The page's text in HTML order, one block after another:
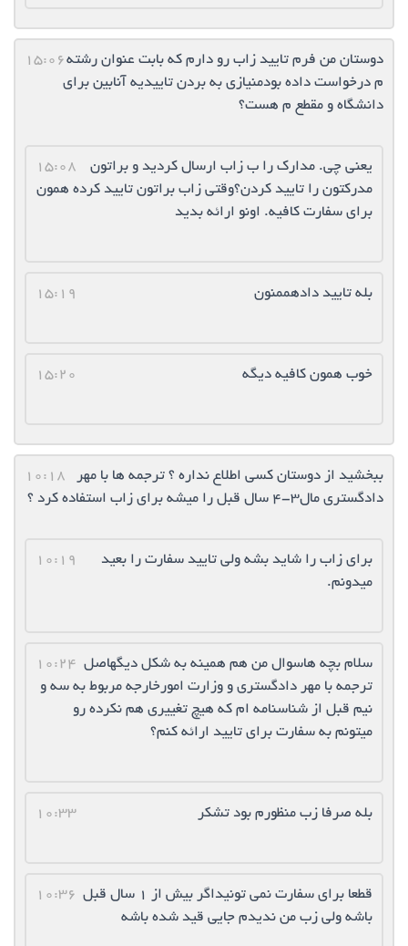
15:06دوستان من فرم تایید زاب رو دارم که بابت عنوان رشته
م درخواست داده بودمنیازی به بردن تاییدیه آنابین برای
دانشگاه و مقطع م هست؟
15:08
یعنی چی. مدارک را ب زاب ارسال کردید و براتون
مدرکتون را تایید کردن؟وقتی زاب براتون تایید کرده همون
برای سفارت کافیه. اونو ارائه بدید
15:19 بله تایید دادهممنون
15:20 خوب همون کافیه دیگه
10:18
ببخشيد از دوستان كسي اطلاع نداره ؟ ترجمه ها با مهر
دادگستري مال٣-٤ سال قبل را ميشه براي زاب استفاده كرد ؟
10:19
برای زاب را شاید بشه ولی تایید سفارت را بعید
میدونم.
10:24 سلام بچه هاسوال من هم همینه به شکل دیگهاصل
ترجمه با مهر دادگستری و وزارت امورخارجه مربوط به سه و
نیم قبل از شناسنامه ام که هیچ تغییری هم نکرده رو
میتونم به سفارت برای تایید ارائه کنم؟
10:33 بله صرفا زب منظورم بود تشكر
10:36 قطعا براي سفارت نمي تونيداگر بيش از ١ سال قبل
باشه ولي زب من نديدم جايي قيد شده باشه